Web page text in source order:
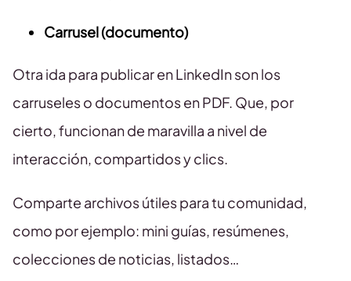
Carrusel (documento)
Otra ida para publicar en LinkedIn son los
carruseles o documentos en PDF. Que, por
cierto, funcionan de maravilla a nivel de
interacción, compartidos y clics.
Comparte archivos útiles para tu comunidad,
como por ejemplo: mini guías, resúmenes,
colecciones de noticias, listados…